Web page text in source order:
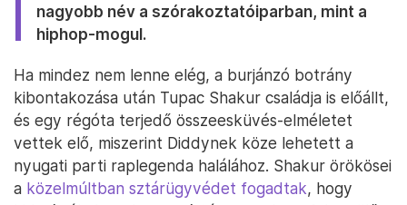
nagyobb név a szórakoztatóiparban, mint a
hiphop-mogul.
Ha mindez nem lenne elég, a burjánzó botrány
kibontakozása után Tupac Shakur családja is előállt,
és egy régóta terjedő összeesküvés-elméletet
vettek elő, miszerint Diddynek köze lehetett a
nyugati parti raplegenda halálához. Shakur örökösei
a közelmúltban sztárügyvédet fogadtak, hogy